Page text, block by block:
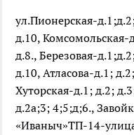
ул.Пионерская-
д.10, Комсомольская-
д.8., Березовая-
д.10, Атласова-д.1;
Хуторская-д.1; д.2;
д.2а;3; 4;5;д;6.,
«Иваныч»ТП-14-